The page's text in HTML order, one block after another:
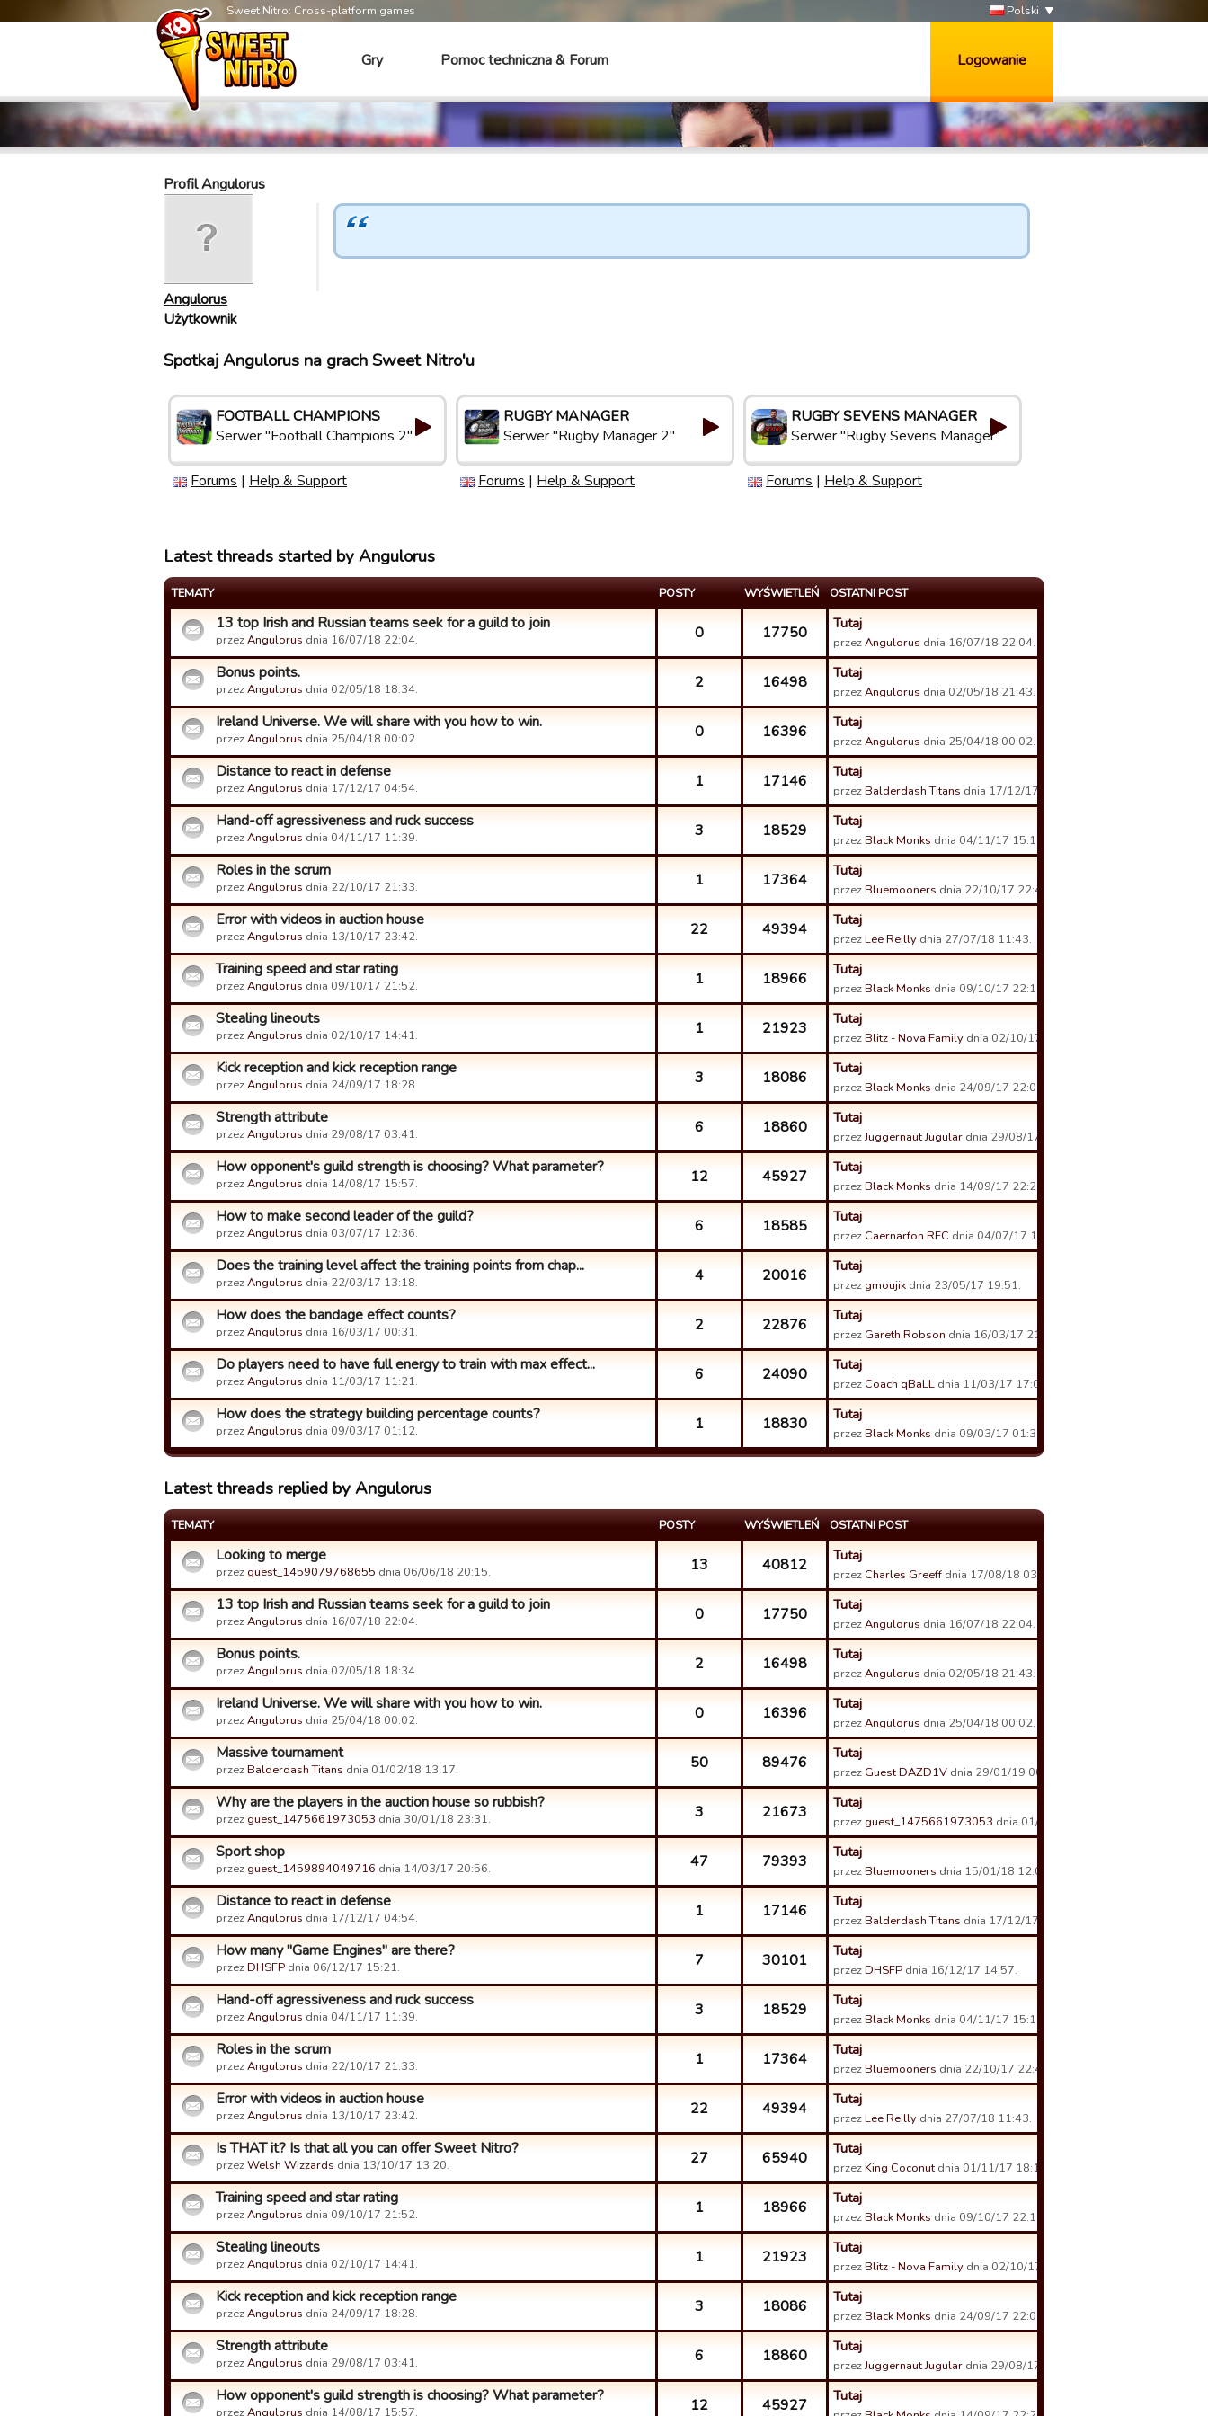
Sweet Nitro: Cross-platform games Polski
Gry Pomoc techniczna & Forum Logowanie
Profil Angulorus
Angulorus
Użytkownik
Spotkaj Angulorus na grach Sweet Nitro'u
FOOTBALL CHAMPIONS
Serwer "Football Champions 2"
Forums | Help & Support
RUGBY MANAGER
Serwer "Rugby Manager 2"
Forums | Help & Support
RUGBY SEVENS MANAGER
Serwer "Rugby Sevens Manager"
Forums | Help & Support
Latest threads started by Angulorus
TEMATY POSTY WYŚWIETLEŃ OSTATNI POST
13 top Irish and Russian teams seek for a guild to join
przezAngulorus dnia 16/07/18 22:04. 0 17750 Tutaj
przezAngulorus dnia 16/07/18 22:04.
Bonus points.
przezAngulorus dnia 02/05/18 18:34. 2 16498 Tutaj
przezAngulorus dnia 02/05/18 21:43.
Ireland Universe. We will share with you how to win.
przezAngulorus dnia 25/04/18 00:02. 0 16396 Tutaj
przezAngulorus dnia 25/04/18 00:02.
Distance to react in defense
przezAngulorus dnia 17/12/17 04:54. 1 17146 Tutaj
przezBalderdash Titans dnia 17/12/17 19:45.
Hand-off agressiveness and ruck success
przezAngulorus dnia 04/11/17 11:39. 3 18529 Tutaj
przezBlack Monks dnia 04/11/17 15:19.
Roles in the scrum
przezAngulorus dnia 22/10/17 21:33. 1 17364 Tutaj
przezBluemooners dnia 22/10/17 22:44.
Error with videos in auction house
przezAngulorus dnia 13/10/17 23:42. 22 49394 Tutaj
przezLee Reilly dnia 27/07/18 11:43.
Training speed and star rating
przezAngulorus dnia 09/10/17 21:52. 1 18966 Tutaj
przezBlack Monks dnia 09/10/17 22:11.
Stealing lineouts
przezAngulorus dnia 02/10/17 14:41. 1 21923 Tutaj
przezBlitz - Nova Family dnia 02/10/17 15:14.
Kick reception and kick reception range
przezAngulorus dnia 24/09/17 18:28. 3 18086 Tutaj
przezBlack Monks dnia 24/09/17 22:07.
Strength attribute
przezAngulorus dnia 29/08/17 03:41. 6 18860 Tutaj
przezJuggernaut Jugular dnia 29/08/17 21:44.
How opponent's guild strength is choosing? What parameter?
przezAngulorus dnia 14/08/17 15:57. 12 45927 Tutaj
przezBlack Monks dnia 14/09/17 22:26.
How to make second leader of the guild?
przezAngulorus dnia 03/07/17 12:36. 6 18585 Tutaj
przez Caernarfon RFC dnia 04/07/17 12:21.
Does the training level affect the training points from chap...
przezAngulorus dnia 22/03/17 13:18. 4 20016 Tutaj
przez gmoujik dnia 23/05/17 19:51.
How does the bandage effect counts?
przezAngulorus dnia 16/03/17 00:31. 2 22876 Tutaj
przez Gareth Robson dnia 16/03/17 21:06.
Do players need to have full energy to train with max effect...
przezAngulorus dnia 11/03/17 11:21. 6 24090 Tutaj
przez Coach qBaLL dnia 11/03/17 17:05.
How does the strategy building percentage counts?
przezAngulorus dnia 09/03/17 01:12. 1 18830 Tutaj
przezBlack Monks dnia 09/03/17 01:33.
Latest threads replied by Angulorus
TEMATY POSTY WYŚWIETLEŃ OSTATNI POST
Looking to merge
przez guest_1459079768655 dnia 06/06/18 20:15. 13 40812 Tutaj
przez Charles Greeff dnia 17/08/18 03:51.
13 top Irish and Russian teams seek for a guild to join
przezAngulorus dnia 16/07/18 22:04. 0 17750 Tutaj
przezAngulorus dnia 16/07/18 22:04.
Bonus points.
przezAngulorus dnia 02/05/18 18:34. 2 16498 Tutaj
przezAngulorus dnia 02/05/18 21:43.
Ireland Universe. We will share with you how to win.
przezAngulorus dnia 25/04/18 00:02. 0 16396 Tutaj
przezAngulorus dnia 25/04/18 00:02.
Massive tournament
przezBalderdash Titans dnia 01/02/18 13:17. 50 89476 Tutaj
przez Guest DAZD1V dnia 29/01/19 00:53.
Why are the players in the auction house so rubbish?
przez guest_1475661973053 dnia 30/01/18 23:31. 3 21673 Tutaj
przez guest_1475661973053 dnia 01/02/18 14:00.
Sport shop
przez guest_1459894049716 dnia 14/03/17 20:56. 47 79393 Tutaj
przezBluemooners dnia 15/01/18 12:06.
Distance to react in defense
przezAngulorus dnia 17/12/17 04:54. 1 17146 Tutaj
przezBalderdash Titans dnia 17/12/17 19:45.
How many "Game Engines" are there?
przezDHSFP dnia 06/12/17 15:21. 7 30101 Tutaj
przezDHSFP dnia 16/12/17 14:57.
Hand-off agressiveness and ruck success
przezAngulorus dnia 04/11/17 11:39. 3 18529 Tutaj
przezBlack Monks dnia 04/11/17 15:19.
Roles in the scrum
przezAngulorus dnia 22/10/17 21:33. 1 17364 Tutaj
przezBluemooners dnia 22/10/17 22:44.
Error with videos in auction house
przezAngulorus dnia 13/10/17 23:42. 22 49394 Tutaj
przezLee Reilly dnia 27/07/18 11:43.
Is THAT it? Is that all you can offer Sweet Nitro?
przezWelsh Wizzards dnia 13/10/17 13:20. 27 65940 Tutaj
przezKing Coconutdnia 01/11/17 18:18.
Training speed and star rating
przezAngulorus dnia 09/10/17 21:52. 1 18966 Tutaj
przezBlack Monks dnia 09/10/17 22:11.
Stealing lineouts
przezAngulorus dnia 02/10/17 14:41. 1 21923 Tutaj
przezBlitz - Nova Family dnia 02/10/17 15:14.
Kick reception and kick reception range
przezAngulorus dnia 24/09/17 18:28. 3 18086 Tutaj
przezBlack Monks dnia 24/09/17 22:07.
Strength attribute
przezAngulorus dnia 29/08/17 03:41. 6 18860 Tutaj
przezJuggernaut Jugular dnia 29/08/17 21:44.
How opponent's guild strength is choosing? What parameter?
przezAngulorus dnia 14/08/17 15:57. 12 45927 Tutaj